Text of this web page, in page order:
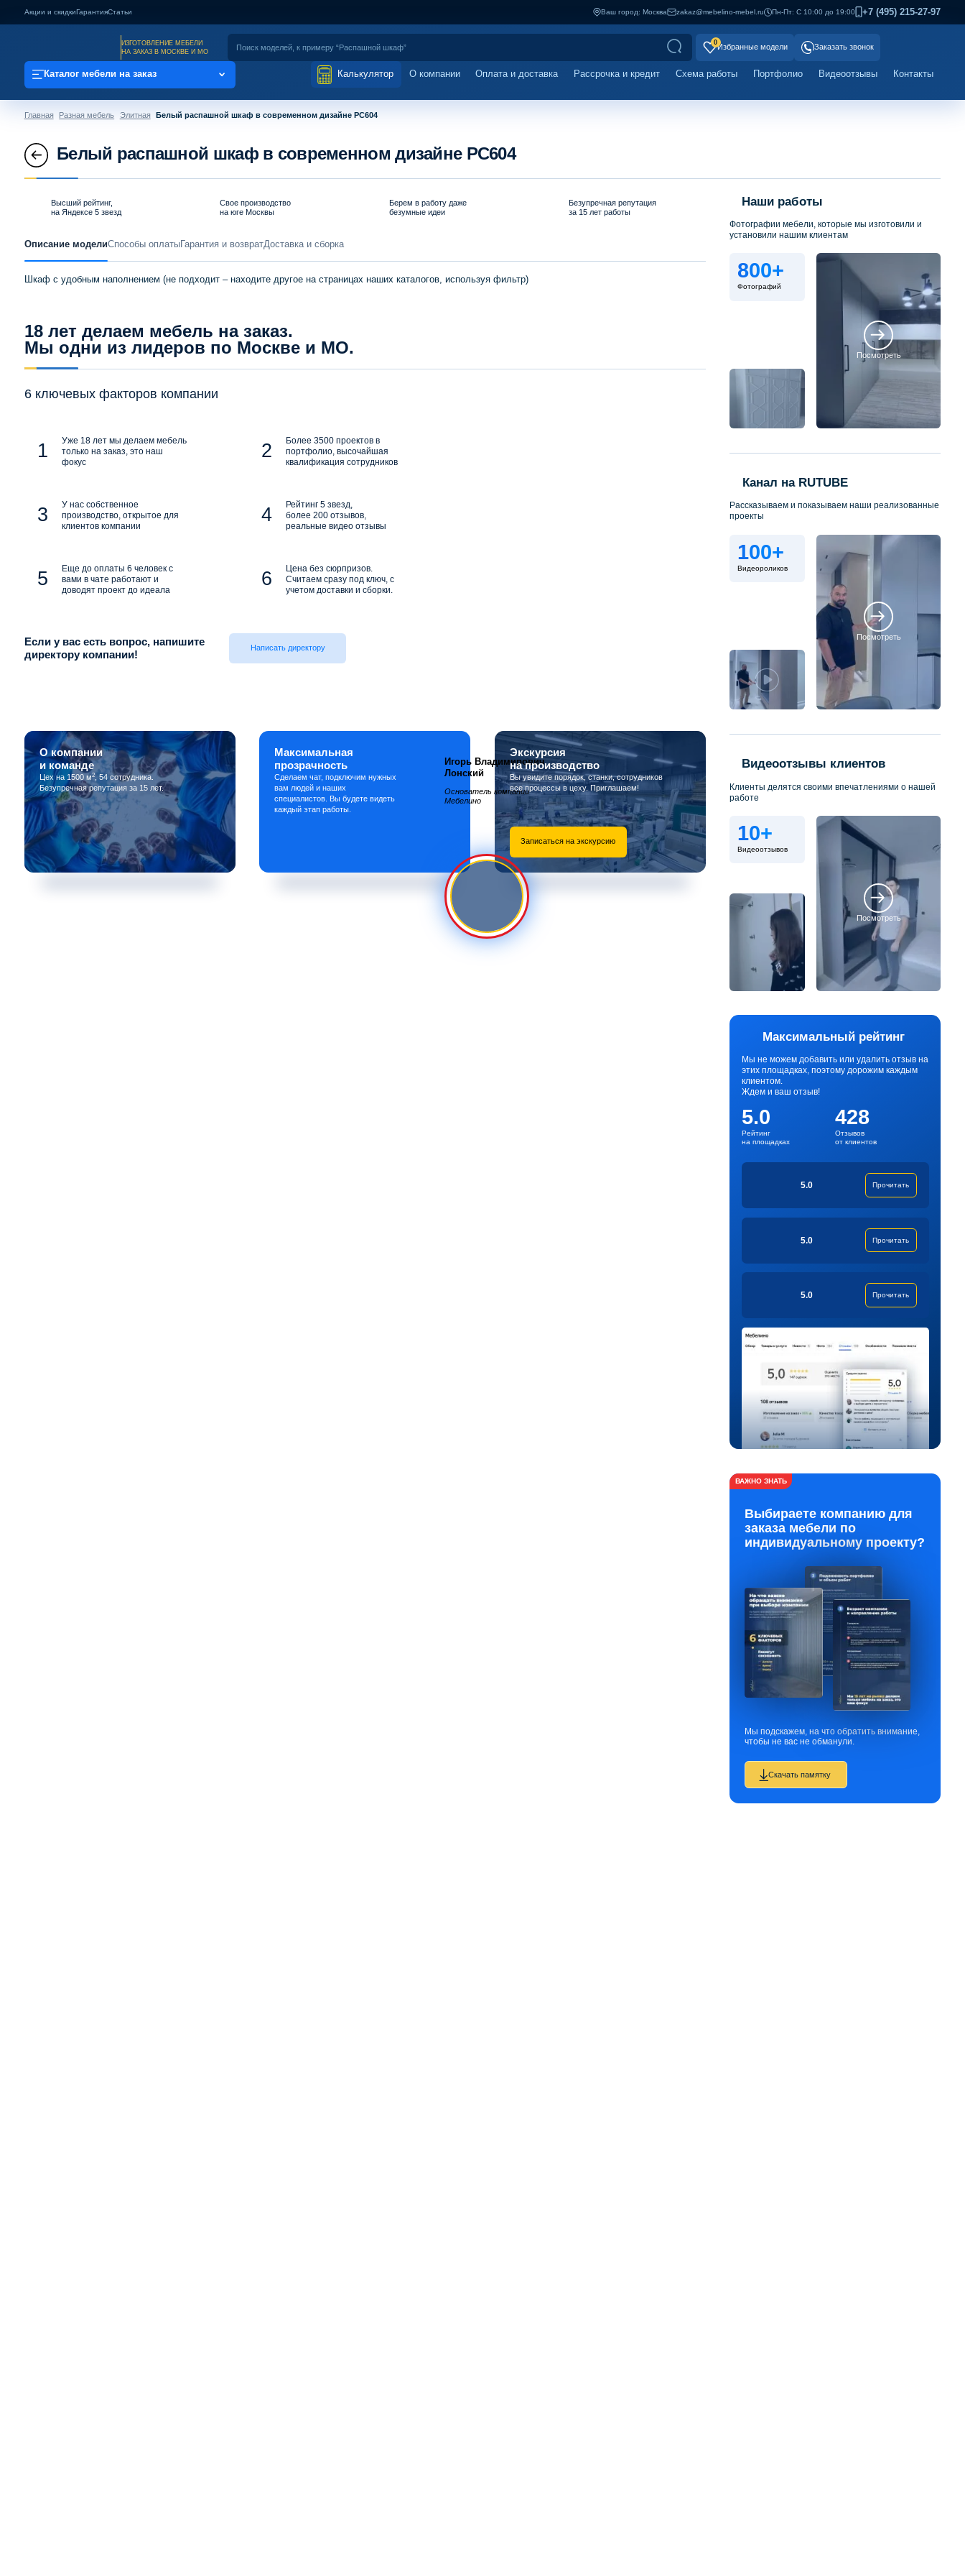
Акции и скидкиГарантияСтатьи Ваш город: Москва zakaz@mebelino-mebel.ru Пн-Пт: С 10:00 до 19:00 +7 (495) 215-27-97
ИЗГОТОВЛЕНИЕ МЕБЕЛИ
НА ЗАКАЗ В МОСКВЕ И МО
0
Избранные модели Заказать звонок
Каталог мебели на заказ Калькулятор О компании Оплата и доставка Рассрочка и кредит Схема работы Портфолио Видеоотзывы Контакты
Главная Разная мебель Элитная Белый распашной шкаф в современном дизайне PC604
Белый распашной шкаф в современном дизайне PC604
Высший рейтинг,
на Яндексе 5 звезд
Свое производство
на юге Москвы
Берем в работу даже
безумные идеи
Безупречная репутация
за 15 лет работы
Описание модели Способы оплатыГарантия и возвратДоставка и сборка
Шкаф с удобным наполнением (не подходит – находите другое на страницах наших каталогов, используя фильтр)
18 лет делаем мебель на заказ.
Мы одни из лидеров по Москве и МО.
6 ключевых факторов компании
Уже 18 лет мы делаем мебель
только на заказ, это наш
фокус
Более 3500 проектов в
портфолио, высочайшая
квалификация сотрудников
У нас собственное
производство, открытое для
клиентов компании
Рейтинг 5 звезд,
более 200 отзывов,
реальные видео отзывы
Еще до оплаты 6 человек с
вами в чате работают и
доводят проект до идеала
Цена без сюрпризов.
Считаем сразу под ключ, с
учетом доставки и сборки.
Если у вас есть вопрос, напишите
директору компании!
Написать директору
Игорь Владимирович
Лонский
Основатель компании
Мебелино
О компании
и команде
Цех на 1500 м2, 54 сотрудника.
Безупречная репутация за 15 лет.
Максимальная
прозрачность
Сделаем чат, подключим нужных
вам людей и наших
специалистов. Вы будете видеть
каждый этап работы.
Экскурсия
на производство
Вы увидите порядок, станки, сотрудников
все процессы в цеху. Приглашаем!
Записаться на экскурсию
Наши работы
Фотографии мебели, которые мы изготовили и
установили нашим клиентам
800+
Фотографий
Посмотреть
Канал на RUTUBE
Рассказываем и показываем наши реализованные
проекты
100+
Видеороликов
Посмотреть
Видеоотзывы клиентов
Клиенты делятся своими впечатлениями о нашей
работе
10+
Видеоотзывов
Посмотреть
Максимальный рейтинг
Мы не можем добавить или удалить отзыв на
этих площадках, поэтому дорожим каждым
клиентом.
Ждем и ваш отзыв!
5.0
Рейтинг
на площадках
428
Отзывов
от клиентов
5.0 Прочитать
5.0 Прочитать
5.0 Прочитать
ВАЖНО ЗНАТЬ
Выбираете компанию для
заказа мебели по
индивидуальному проекту?
Мы подскажем, на что обратить внимание,
чтобы не вас не обманули.
Скачать памятку